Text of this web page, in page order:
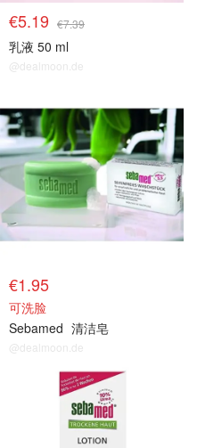
€5.19 €7.39
乳液 50 ml
@dealmoon.de
€1.95
可洗脸
Sebamed 清洁皂
@dealmoon.de